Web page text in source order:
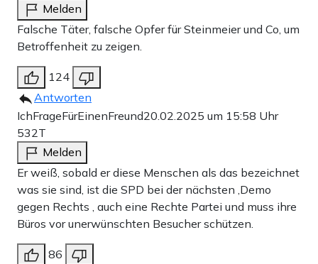
Melden
Falsche Täter, falsche Opfer für Steinmeier und Co, um
Betroffenheit zu zeigen.
124
Antworten
IchFrageFürEinenFreund20.02.2025 um 15:58 Uhr
532T
Melden
Er weiß, sobald er diese Menschen als das bezeichnet
was sie sind, ist die SPD bei der nächsten ‚Demo
gegen Rechts ‚ auch eine Rechte Partei und muss ihre
Büros vor unerwünschten Besucher schützen.
86